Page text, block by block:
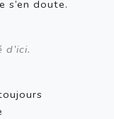
s’en doute.
d’ici.